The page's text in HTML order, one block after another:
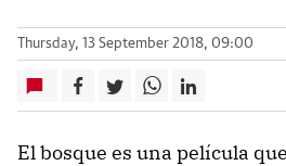
Thursday, 13 September 2018, 09:00
El bosque es una película